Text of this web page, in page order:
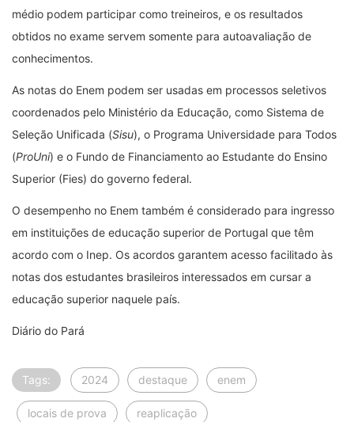
médio podem participar como treineiros, e os resultados
obtidos no exame servem somente para autoavaliação de
conhecimentos.
As notas do Enem podem ser usadas em processos seletivos
coordenados pelo Ministério da Educação, como Sistema de
Seleção Unificada (Sisu), o Programa Universidade para Todos
(ProUni) e o Fundo de Financiamento ao Estudante do Ensino
Superior (Fies) do governo federal.
O desempenho no Enem também é considerado para ingresso
em instituições de educação superior de Portugal que têm
acordo com o Inep. Os acordos garantem acesso facilitado às
notas dos estudantes brasileiros interessados em cursar a
educação superior naquele país.
Diário do Pará
Tags: 2024 destaque enem
locais de prova reaplicaçāo